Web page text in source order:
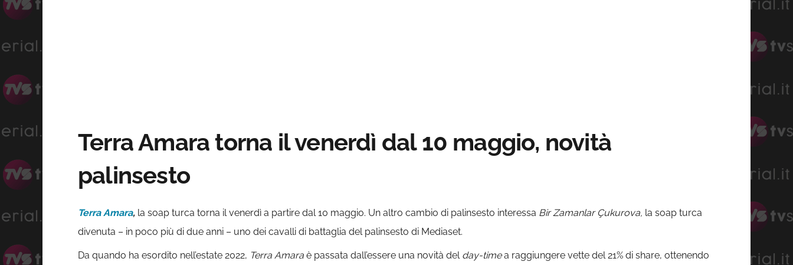
Terra Amara torna il venerdì dal 10 maggio, novità
palinsesto
Terra Amara, la soap turca torna il venerdì a partire dal 10 maggio. Un altro cambio di palinsesto interessa Bir Zamanlar Çukurova, la soap turca
divenuta – in poco più di due anni – uno dei cavalli di battaglia del palinsesto di Mediaset.
Da quando ha esordito nell’estate 2022, Terra Amara è passata dall’essere una novità del day-timea raggiungere vette del 21% di share, ottenendo